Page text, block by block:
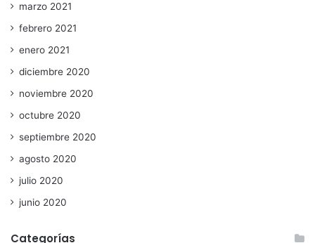
marzo 2021
febrero 2021
enero 2021
diciembre 2020
noviembre 2020
octubre 2020
septiembre 2020
agosto 2020
julio 2020
junio 2020
Categorías